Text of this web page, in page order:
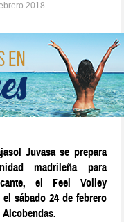
2018
Juvasa se prepara
madrileña para
el Feel Volley
sábado 24 de febrero